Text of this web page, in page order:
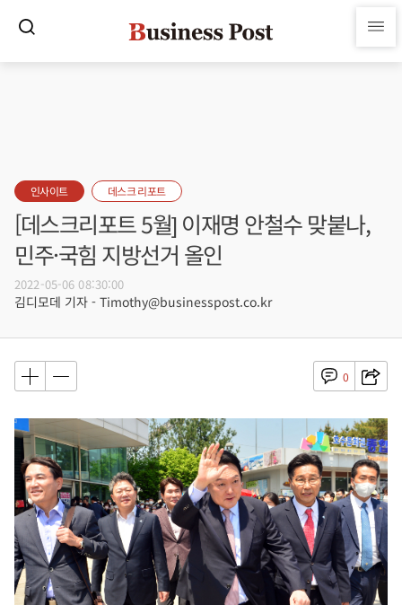
인사이트 데스크 리포트
[데스크리포트 5월] 이재명 안철수 맞붙나,
민주·국힘 지방선거 올인
2022-05-06 08:30:00
김디모데 기자 - Timothy@businesspost.co.kr
0